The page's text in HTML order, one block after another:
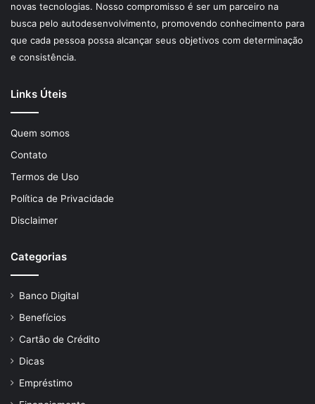
novas tecnologias. Nosso compromisso é ser um parceiro na
busca pelo autodesenvolvimento, promovendo conhecimento para
que cada pessoa possa alcançar seus objetivos com determinação
e consistência.
Links Úteis
Quem somos
Contato
Termos de Uso
Política de Privacidade
Disclaimer
Categorias
Banco Digital
Benefícios
Cartão de Crédito
Dicas
Empréstimo